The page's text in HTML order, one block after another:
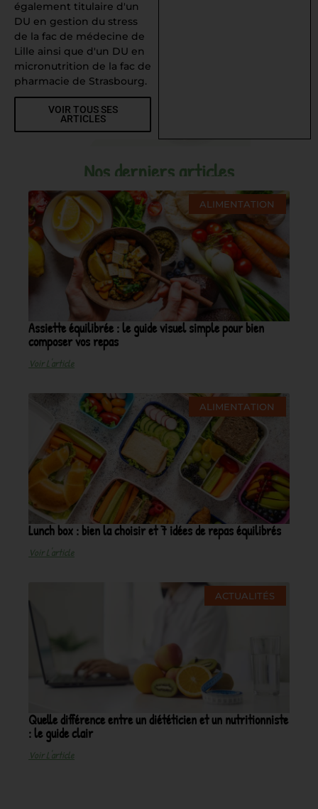
également titulaire d'un
DU en gestion du stress
de la fac de médecine de
Lille ainsi que d'un DU en
micronutrition de la fac de
pharmacie de Strasbourg.
VOIR TOUS SES
ARTICLES
Nos derniers articles
ALIMENTATION
Assiette équilibrée : le guide visuel simple pour bien
composer vos repas
Voir L'article
ALIMENTATION
Lunch box : bien la choisir et 7 idées de repas équilibrés
Voir L'article
ACTUALITÉS
Quelle différence entre un diététicien et un nutritionniste
: le guide clair
Voir L'article